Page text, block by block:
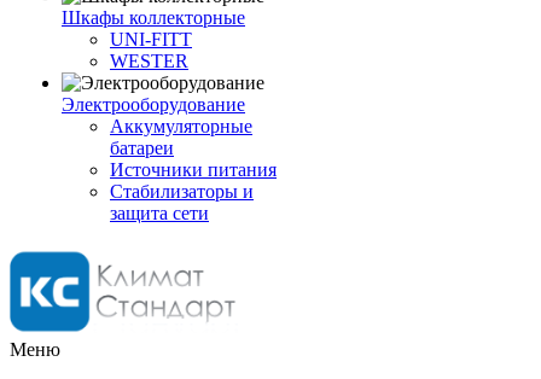
Шкафы коллекторные
UNI-FITT
WESTER
Электрооборудование
Аккумуляторные
батареи
Источники питания
Стабилизаторы и
защита сети
Меню